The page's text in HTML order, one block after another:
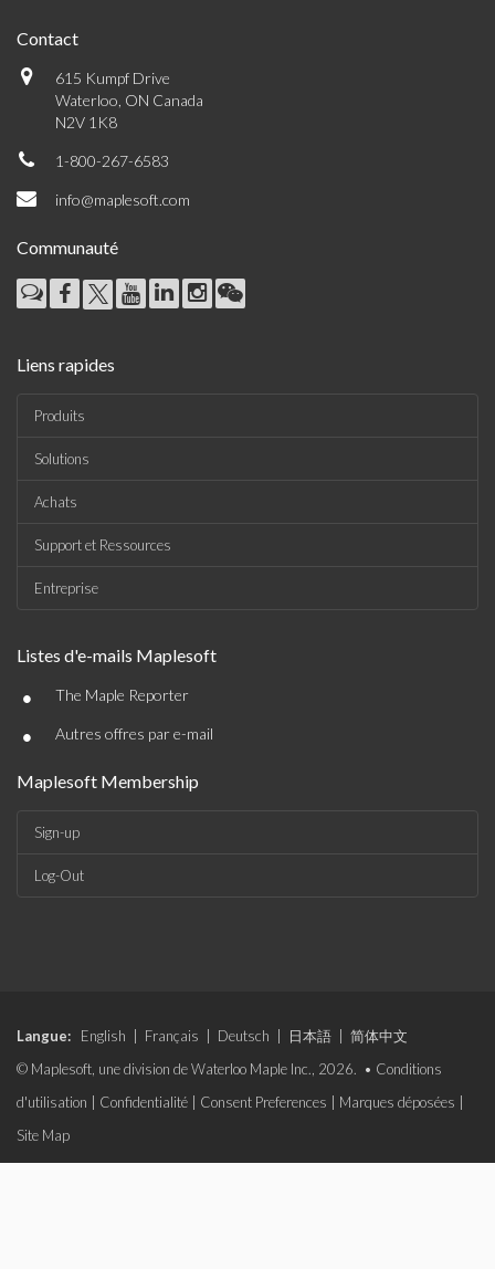
Contact
615 Kumpf Drive
Waterloo, ON Canada
N2V 1K8
1-800-267-6583
info@maplesoft.com
Communauté
Liens rapides
Produits
Solutions
Achats
Support et Ressources
Entreprise
Listes d'e-mails Maplesoft
• The Maple Reporter
• Autres offres par e-mail
Maplesoft Membership
Sign-up
Log-Out
Langue: English Français Deutsch 日本語
简体中文
© Maplesoft, une division de Waterloo Maple Inc., 2026. • Conditions
d'utilisation
Confidentialité Consent Preferences Marques déposées
Site Map